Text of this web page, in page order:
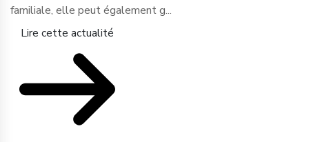
familiale, elle peut également g...
Lire cette actualité